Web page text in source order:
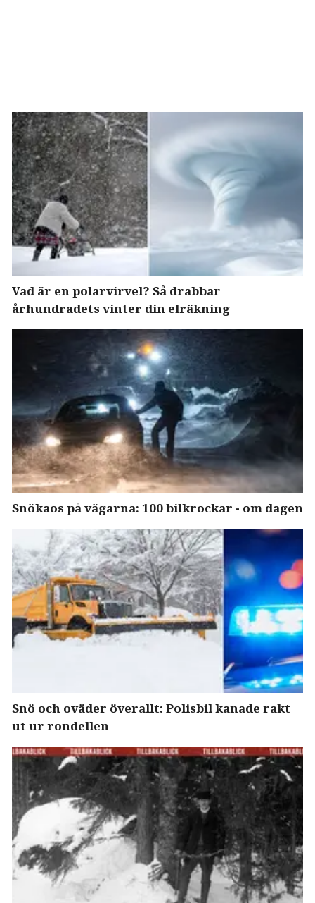
Vad är en polarvirvel? Så drabbar
århundradets vinter din elräkning
Snökaos på vägarna: 100 bilkrockar - om dagen
Snö och oväder överallt: Polisbil kanade rakt
ut ur rondellen